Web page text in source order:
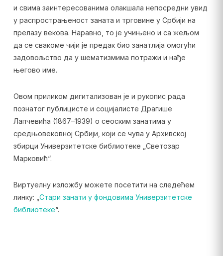
и свима заинтересованима олакшала непосредни увид
у распрострањеност заната и трговине у Србији на
прелазу векова. Наравно, то је учињено и са жељом
да се свакоме чији је предак био занатлија омогући
задовољство да у шематизмима потражи и нађе
његово име.
Овом приликом дигитализован је и рукопис рада
познатог публицисте и социјалисте Драгише
Лапчевића (1867–1939) о сеоским занатима у
средњовековној Србији, који се чува у Архивској
збирци Универзитетске библиотеке „Светозар
Марковић“.
Виртуелну изложбу можете посетити на следећем
линку: „ Стари занати у фондовима Универзитетске
библиотеке“.